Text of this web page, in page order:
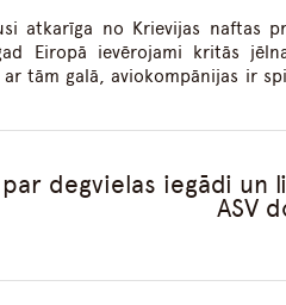
atkarīga no Krievijas naftas
Eiropā ievērojami kritās
tām galā, aviokompānijas ir
degvielas iegādi un
ASV